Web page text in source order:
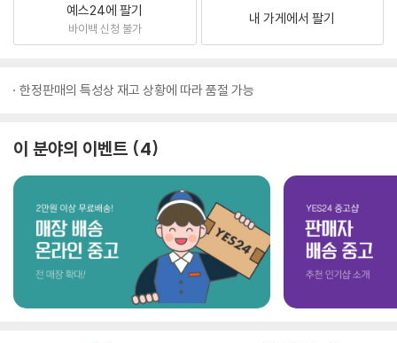
예스24에 팔기
바이백 신청 불가
내 가게에서 팔기
한정판매의 특성상 재고 상황에 따라 품절 가능
이 분야의 이벤트 4